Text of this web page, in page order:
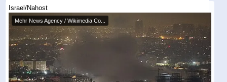
Israel/Nahost
Mehr News Agency / Wikimedia Co...